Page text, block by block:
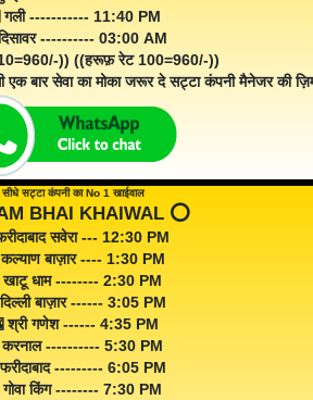
गली ----------- 11:40 PM
---------- 03:00 AM
)) ((हरूफ़ रेट 100=960/-))
बार सेवा का मोका जरूर दे सट्टा कंपनी मैनेजर की
सीधे सट्टा कंपनी का No 1 खाईवाल
BHAI KHAIWAL ⭕️
सवेरा --- 12:30 PM
बाज़ार ---- 1:30 PM
खाटू धाम -------- 2:30 PM
बाज़ार ------ 3:05 PM
श्री गणेश ------ 4:35 PM
करनाल ---------- 5:30 PM
--------- 6:05 PM
गोवा किंग -------- 7:30 PM